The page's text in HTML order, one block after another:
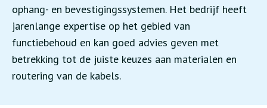
ophang- en bevestigingssystemen. Het bedrijf heeft
jarenlange expertise op het gebied van
functiebehoud en kan goed advies geven met
betrekking tot de juiste keuzes aan materialen en
routering van de kabels.